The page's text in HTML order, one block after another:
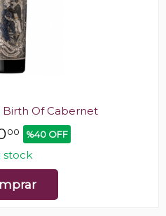
Of Cabernet
00 %40 OFF
stock